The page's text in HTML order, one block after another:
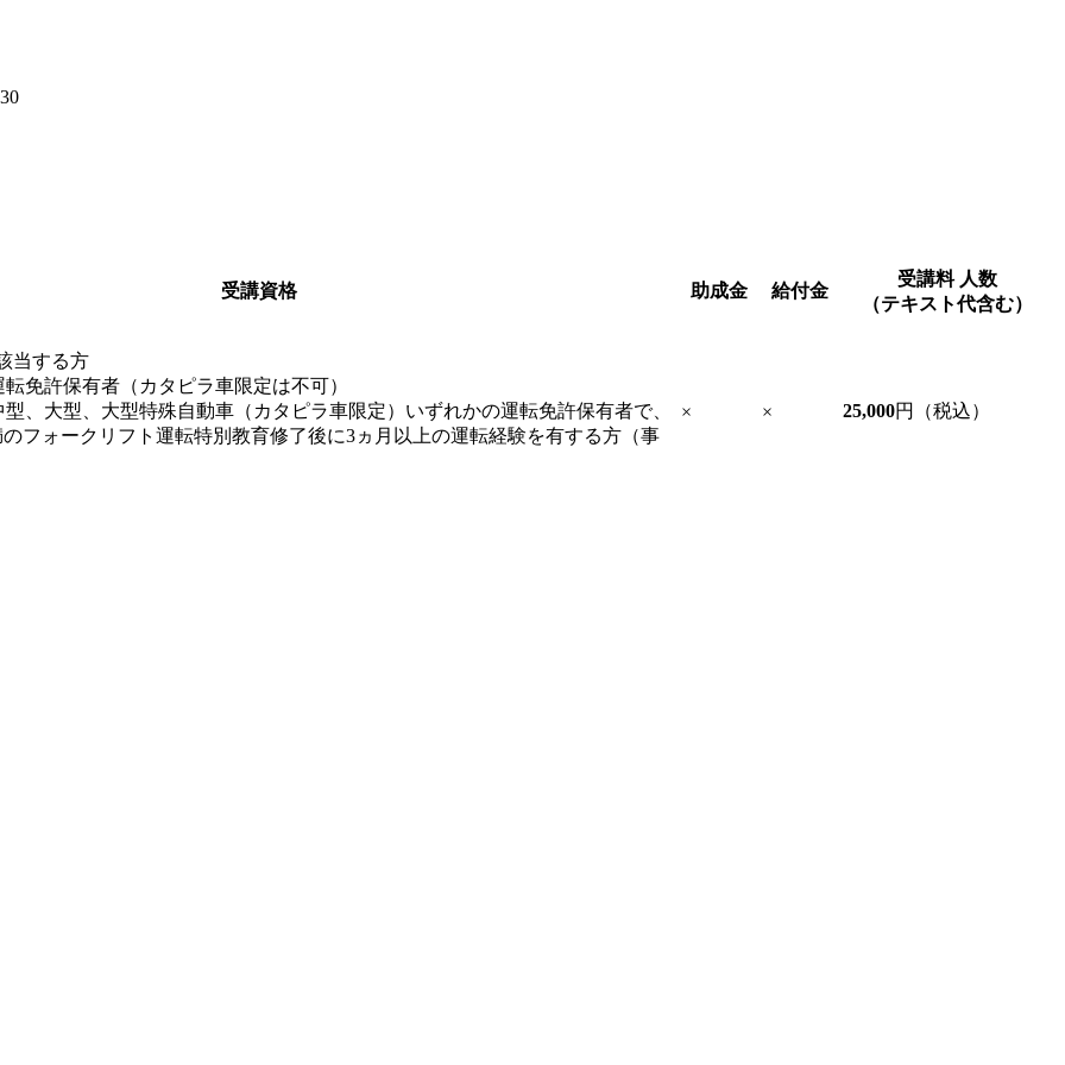
受講資格 助成金 給付金
受講料 人数
（テキスト代含む）
当する方
免許保有者（カタピラ車限定は不可）
、大型、大型特殊自動車（カタピラ車限定）いずれかの運転免許保有者で、
フォークリフト運転特別教育修了後に3ヵ月以上の運転経験を有する方（事
× × 25,000円（税込）